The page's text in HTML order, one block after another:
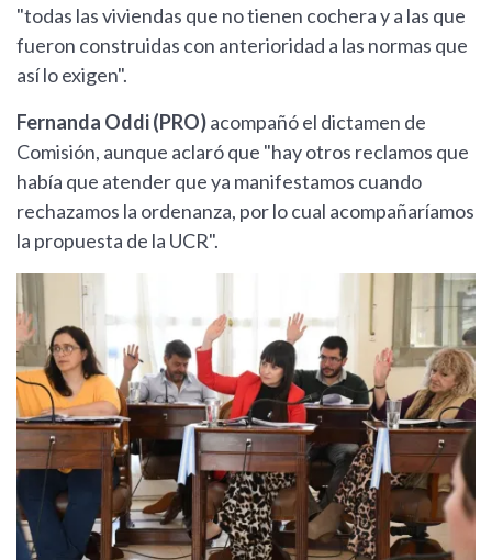
"todas las viviendas que no tienen cochera y a las que
fueron construidas con anterioridad a las normas que
así lo exigen".
Fernanda Oddi (PRO)acompañó el dictamen de
Comisión, aunque aclaró que "hay otros reclamos que
había que atender que ya manifestamos cuando
rechazamos la ordenanza, por lo cual acompañaríamos
la propuesta de la UCR".